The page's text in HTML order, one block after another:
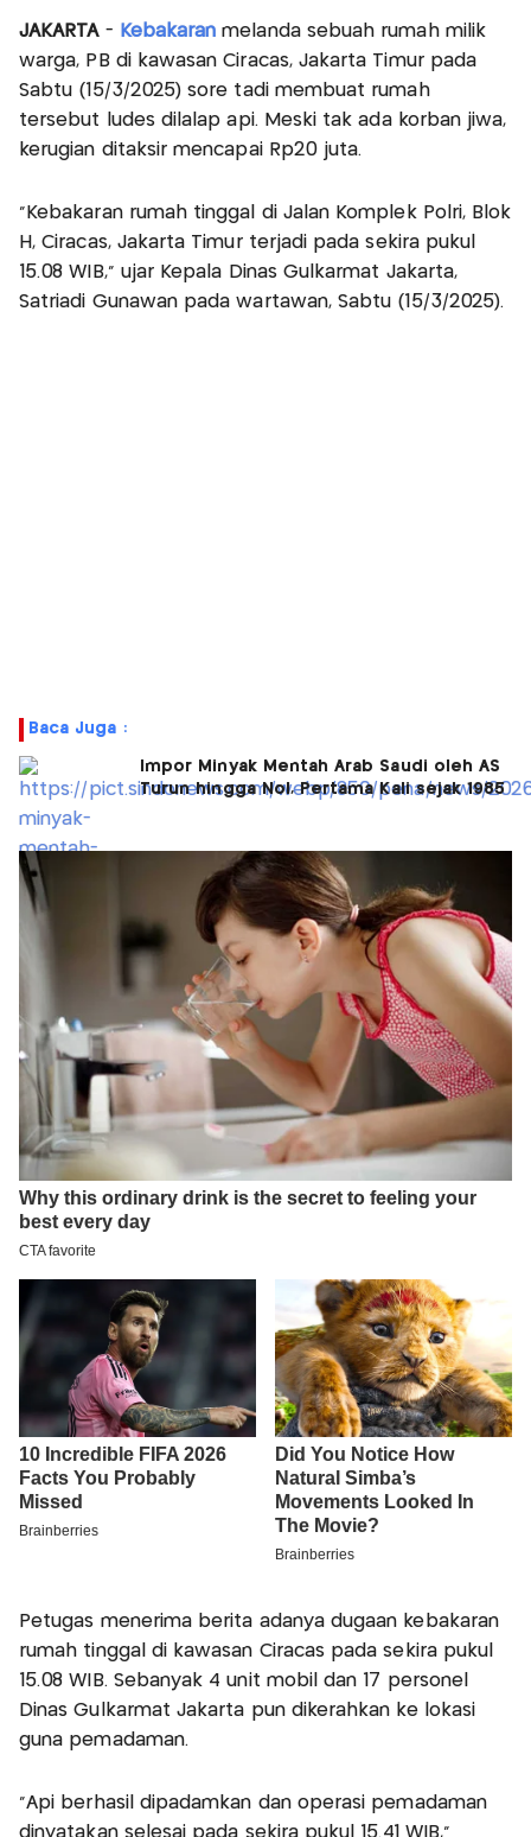
JAKARTA - Kebakaran melanda sebuah rumah milik
warga, PB di kawasan Ciracas, Jakarta Timur pada
Sabtu (15/3/2025) sore tadi membuat rumah
tersebut ludes dilalap api. Meski tak ada korban jiwa,
kerugian ditaksir mencapai Rp20 juta.
"Kebakaran rumah tinggal di Jalan Komplek Polri, Blok
H, Ciracas, Jakarta Timur terjadi pada sekira pukul
15.08 WIB," ujar Kepala Dinas Gulkarmat Jakarta,
Satriadi Gunawan pada wartawan, Sabtu (15/3/2025).
Baca Juga :
Impor Minyak Mentah Arab Saudi oleh AS
Turun hingga Nol, Pertama Kali sejak 1985
Petugas menerima berita adanya dugaan kebakaran
rumah tinggal di kawasan Ciracas pada sekira pukul
15.08 WIB. Sebanyak 4 unit mobil dan 17 personel
Dinas Gulkarmat Jakarta pun dikerahkan ke lokasi
guna pemadaman.
"Api berhasil dipadamkan dan operasi pemadaman
dinyatakan selesai pada sekira pukul 15.41 WIB,"